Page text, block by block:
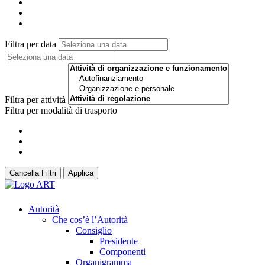
Filtra per data
Filtra per attività
Filtra per modalità di trasporto
Cancella Filtri Applica
Autorità
Che cos’è l’Autorità
Consiglio
Presidente
Componenti
Organigramma